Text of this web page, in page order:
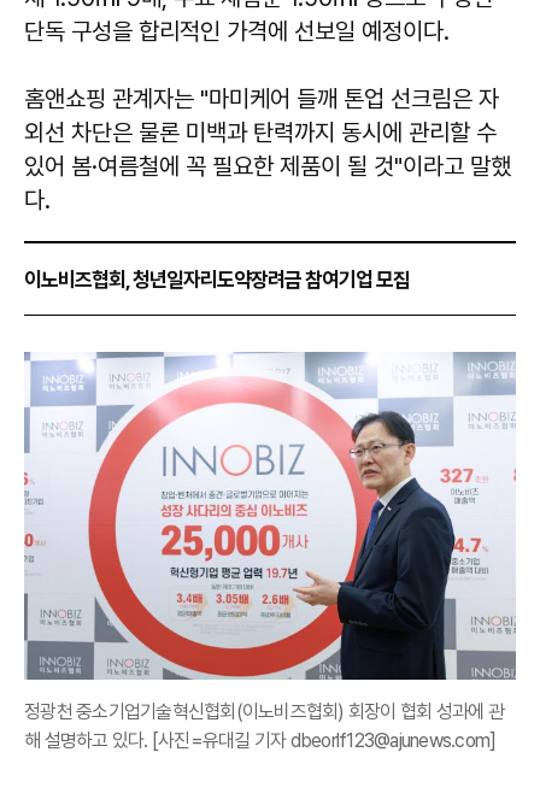
단독 구성을 합리적인 가격에 선보일 예정이다.
홈앤쇼핑 관계자는 "마미케어 들깨 톤업 선크림은 자
외선 차단은 물론 미백과 탄력까지 동시에 관리할 수
있어 봄·여름철에 꼭 필요한 제품이 될 것"이라고 말했
다.
이노비즈협회, 청년일자리도약장려금 참여기업 모집
정광천 중소기업기술혁신협회(이노비즈협회) 회장이 협회 성과에 관
해 설명하고 있다. [사진=유대길 기자 dbeorlf123@ajunews.com]